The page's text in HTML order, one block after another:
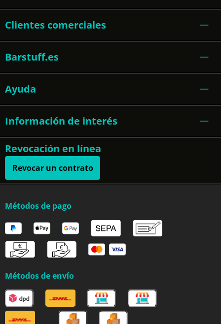
Clientes comerciales
Barstuff.es
Ayuda
Información de interés
Revocación en línea
Revocar un contrato
Métodos de pago
Métodos de envío